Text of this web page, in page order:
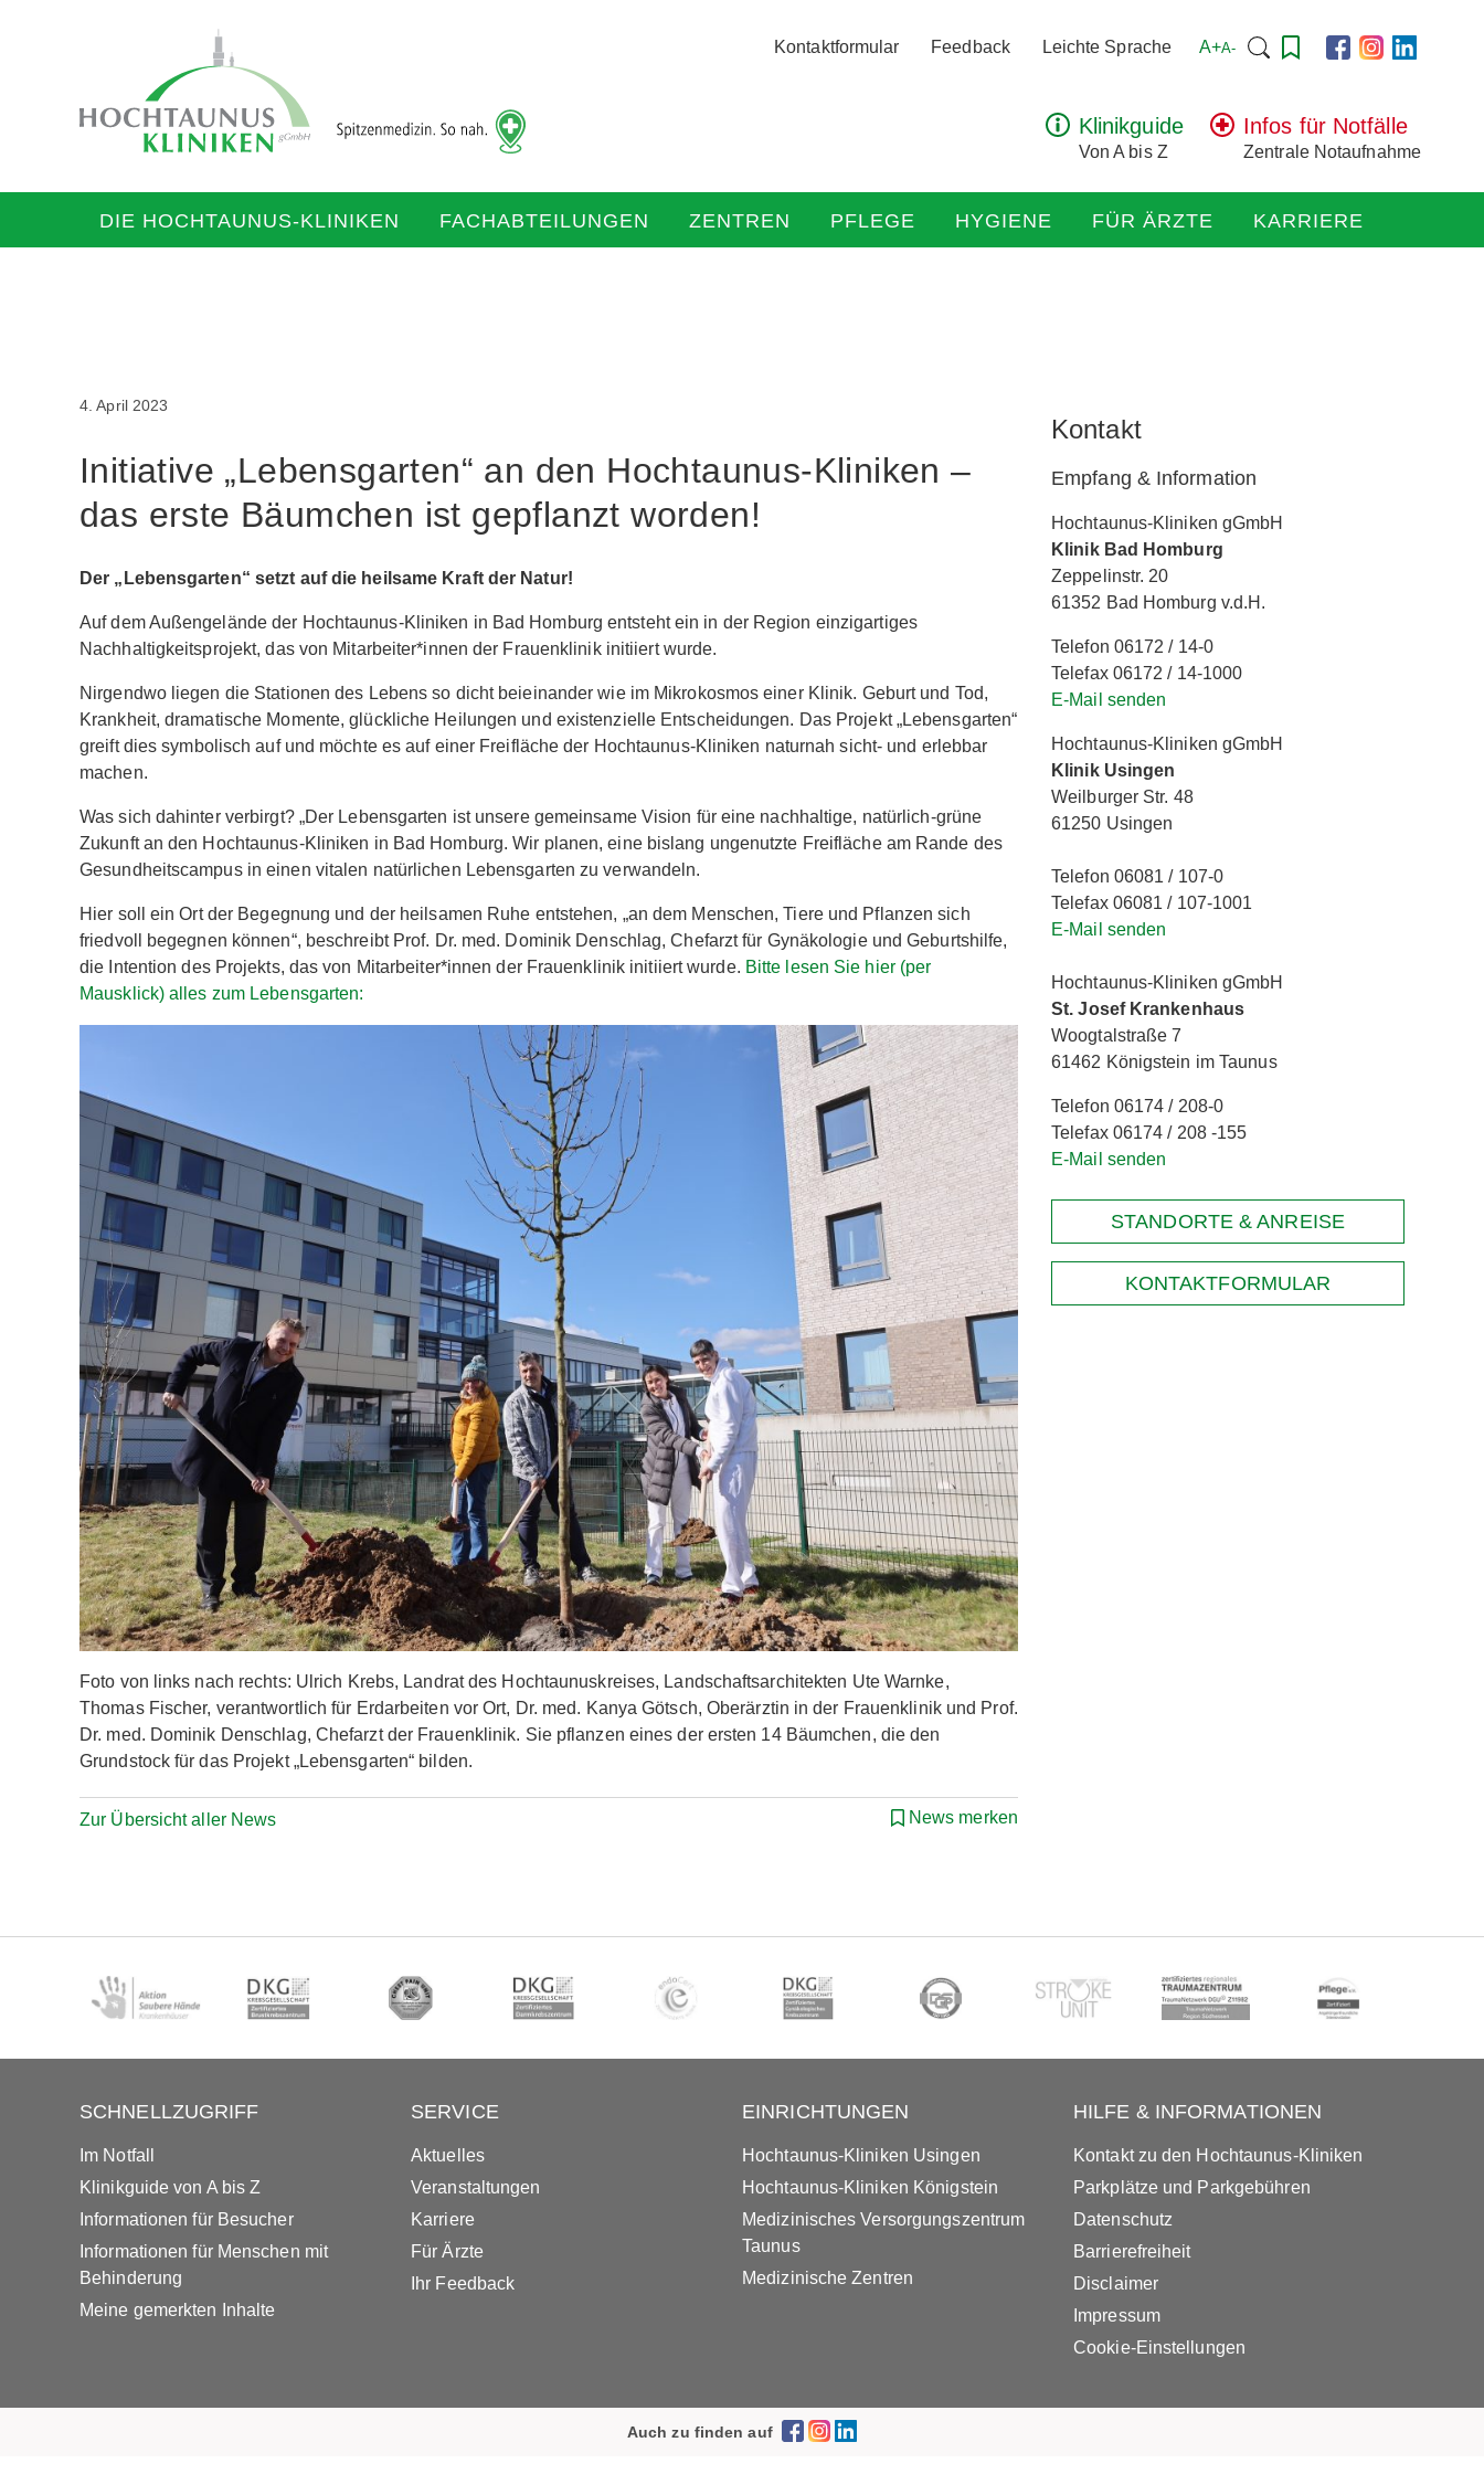
zur
Startseite
Kontaktformular Feedback Leichte Sprache A+A- Suchen
Klinikguide
Von A bis Z
Infos für Notfälle
Zentrale Notaufnahme
DIE HOCHTAUNUS-KLINIKEN FACHABTEILUNGEN ZENTREN PFLEGE HYGIENE FÜR ÄRZTE KARRIERE
4. April 2023
Initiative „Lebensgarten“ an den Hochtaunus-Kliniken –
das erste Bäumchen ist gepflanzt worden!
Der „Lebensgarten“ setzt auf die heilsame Kraft der Natur!
Auf dem Außengelände der Hochtaunus-Kliniken in Bad Homburg entsteht ein in der Region einzigartiges
Nachhaltigkeitsprojekt, das von Mitarbeiter*innen der Frauenklinik initiiert wurde.
Nirgendwo liegen die Stationen des Lebens so dicht beieinander wie im Mikrokosmos einer Klinik. Geburt und Tod,
Krankheit, dramatische Momente, glückliche Heilungen und existenzielle Entscheidungen. Das Projekt „Lebensgarten“
greift dies symbolisch auf und möchte es auf einer Freifläche der Hochtaunus-Kliniken naturnah sicht- und erlebbar
machen.
Was sich dahinter verbirgt? „Der Lebensgarten ist unsere gemeinsame Vision für eine nachhaltige, natürlich-grüne
Zukunft an den Hochtaunus-Kliniken in Bad Homburg. Wir planen, eine bislang ungenutzte Freifläche am Rande des
Gesundheitscampus in einen vitalen natürlichen Lebensgarten zu verwandeln.
Hier soll ein Ort der Begegnung und der heilsamen Ruhe entstehen, „an dem Menschen, Tiere und Pflanzen sich
friedvoll begegnen können“, beschreibt Prof. Dr. med. Dominik Denschlag, Chefarzt für Gynäkologie und Geburtshilfe,
die Intention des Projekts, das von Mitarbeiter*innen der Frauenklinik initiiert wurde. Bitte lesen Sie hier (per
Mausklick) alles zum Lebensgarten:
Foto von links nach rechts: Ulrich Krebs, Landrat des Hochtaunuskreises, Landschaftsarchitekten Ute Warnke,
Thomas Fischer, verantwortlich für Erdarbeiten vor Ort, Dr. med. Kanya Götsch, Oberärztin in der Frauenklinik und Prof.
Dr. med. Dominik Denschlag, Chefarzt der Frauenklinik. Sie pflanzen eines der ersten 14 Bäumchen, die den
Grundstock für das Projekt „Lebensgarten“ bilden.
Zur Übersicht aller News News merken
Kontakt
Empfang & Information
Hochtaunus-Kliniken gGmbH
Klinik Bad Homburg
Zeppelinstr. 20
61352 Bad Homburg v.d.H.
Telefon 06172 / 14-0
Telefax 06172 / 14-1000
E-Mail senden
Hochtaunus-Kliniken gGmbH
Klinik Usingen
Weilburger Str. 48
61250 Usingen
Telefon 06081 / 107-0
Telefax 06081 / 107-1001
E-Mail senden
Hochtaunus-Kliniken gGmbH
St. Josef Krankenhaus
Woogtalstraße 7
61462 Königstein im Taunus
Telefon 06174 / 208-0
Telefax 06174 / 208 -155
E-Mail senden
STANDORTE & ANREISE
KONTAKTFORMULAR
SCHNELLZUGRIFF
Im Notfall
Klinikguide von A bis Z
Informationen für Besucher
Informationen für Menschen mit
Behinderung
Meine gemerkten Inhalte
SERVICE
Aktuelles
Veranstaltungen
Karriere
Für Ärzte
Ihr Feedback
EINRICHTUNGEN
Hochtaunus-Kliniken Usingen
Hochtaunus-Kliniken Königstein
Medizinisches Versorgungszentrum
Taunus
Medizinische Zentren
HILFE & INFORMATIONEN
Kontakt zu den Hochtaunus-Kliniken
Parkplätze und Parkgebühren
Datenschutz
Barrierefreiheit
Disclaimer
Impressum
Cookie-Einstellungen
Auch zu finden auf